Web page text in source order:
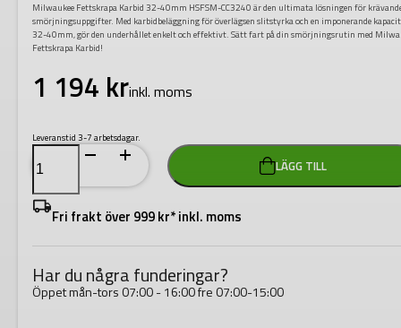
Milwaukee Fettskrapa Karbid 32-40mm HSFSM-CC3240 är den ultimata lösningen för
smörjningsuppgifter. Med karbidbeläggning för överlägsen slitstyrka och en imponerande
32-40mm, gör den underhållet enkelt och effektivt. Sätt fart på din smörjningsrutin med
Fettskrapa Karbid!
1 194 krinkl. moms
Leveranstid 3-7 arbetsdagar.
Milwaukee
Fettskrapa
Karbid
32-
40mm
HSFSM-
mängd
LÄGG TILL
Fri frakt över 999 kr* inkl. moms
Har du några funderingar?
Öppet mån-tors 07:00 - 16:00 fre 07:00-15:00